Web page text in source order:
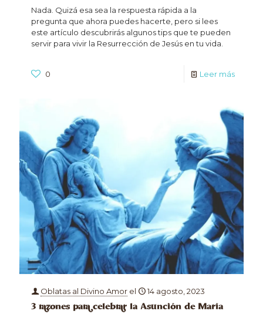
Nada. Quizá esa sea la respuesta rápida a la
pregunta que ahora puedes hacerte, pero si lees
este artículo descubrirás algunos tips que te pueden
servir para vivir la Resurrección de Jesús en tu vida.
0 Leer más
Oblatas al Divino Amor el 14 agosto, 2023
3 razones para celebrar la Asunción de María